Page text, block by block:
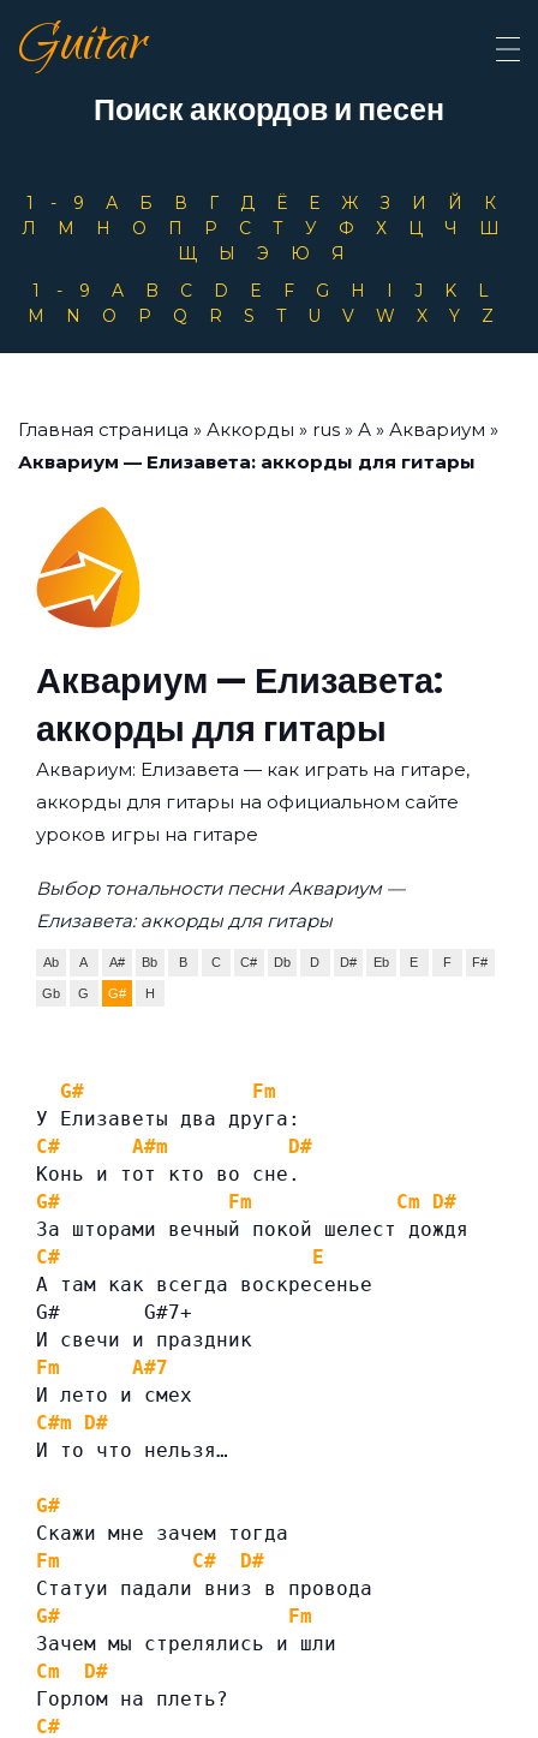
Guitar
Поиск аккордов и песен
1-9 А Б В Г Д Ё Е Ж З И Й
К
Л
М Н О П Р С Т У Ф Х Ц Ч
Ш
Щ
Ы Э Ю
Я
1-9
A B C D E F G H I J K
L
M
N O P Q R S T U V W X Y Z
Главная страница » Аккорды » rus » А » Аквариум »
Аквариум — Елизавета: аккорды для гитары
Аквариум — Елизавета:
аккорды для гитары
Аквариум: Елизавета — как играть на гитаре,
аккорды для гитары на официальном сайте
уроков игры на гитаре
Выбор тональности песни Аквариум —
Елизавета: аккорды для гитары
Ab A A# Bb B C C# Db D D# Eb E F F#
Gb G G# H
G#
Fm
У Елизаветы два друга:
C#
A#m
D#
Конь и тот кто во сне.
G#
Fm Cm
D#
За шторами вечный покой шелест дождя
C#
E
А там как всегда воскресенье
G#       G#7+
И свечи и праздник
Fm
A#7
И лето и смех
C#m
D#
И то что нельзя…
G#
Скажи мне зачем тогда
Fm
C#
D#
Статуи падали вниз в провода
G#
Fm
Зачем мы стрелялись и шли
Cm
D#
Горлом на плеть?
C#